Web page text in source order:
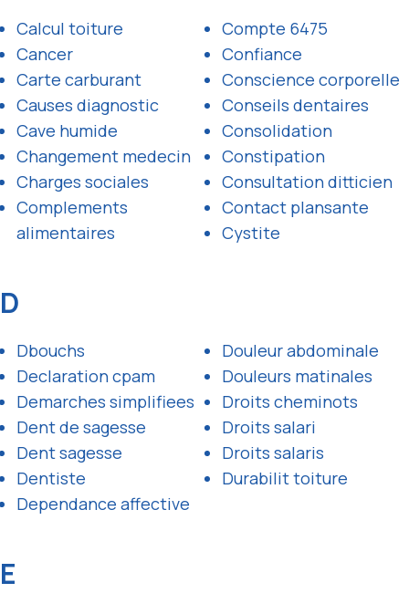
Calcul toiture
Cancer
Carte carburant
Causes diagnostic
Cave humide
Changement medecin
Charges sociales
Complements
alimentaires
Compte 6475
Confiance
Conscience corporelle
Conseils dentaires
Consolidation
Constipation
Consultation ditticien
Contact plansante
Cystite
D
Dbouchs
Declaration cpam
Demarches simplifiees
Dent de sagesse
Dent sagesse
Dentiste
Dependance affective
Douleur abdominale
Douleurs matinales
Droits cheminots
Droits salari
Droits salaris
Durabilit toiture
E